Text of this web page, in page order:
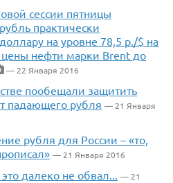
сессии пятницы
практически
на уровне 78,5 р./$ на
нефти марки Brent до
— 22 Января 2016
пообещали защитить
падающего рубля — 21 Января
рубля для России – «то,
— 21 Января 2016
далеко не обвал... — 21